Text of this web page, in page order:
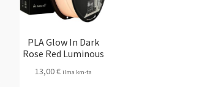
PLA Glow In Dark
Rose Red Luminous
13,00€ ilma km-ta